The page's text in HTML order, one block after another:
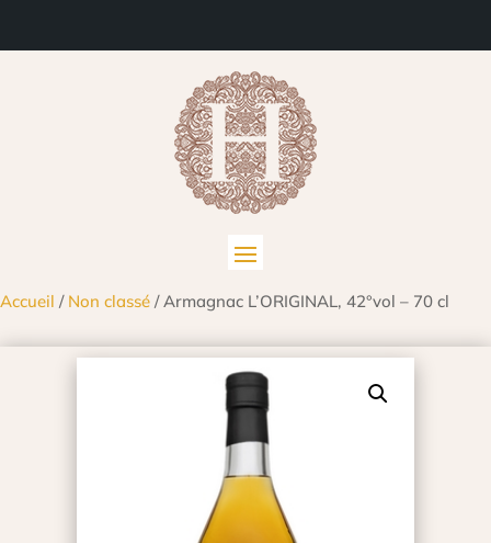
Accueil / Non classé / Armagnac L’ORIGINAL, 42°vol – 70 cl